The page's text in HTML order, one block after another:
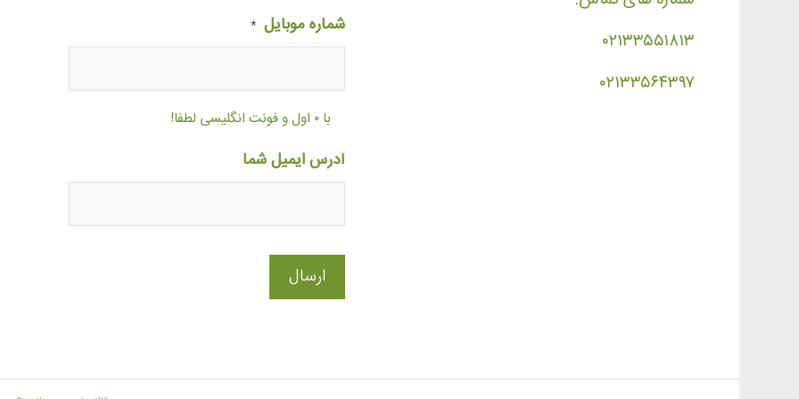
۰۲۱۳۳۵۵۱۸۱۳
۰۲۱۳۳۵۶۴۳۹۷
شماره موبایل *
با ۰ اول و فونت انگلیسی لطفا!
آدرس ایمیل شما